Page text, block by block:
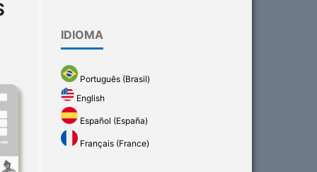
IDIOMA
Português (Brasil)
English
Español (España)
Français (France)